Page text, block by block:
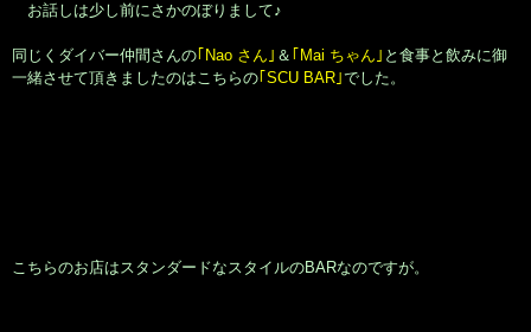
お話しは少し前にさかのぼりまして♪
同じくダイバー仲間さんの｢Nao さん｣ ＆ ｢Mai ちゃん｣ と食事と飲みに御
一緒させて頂きましたのはこちらの｢SCU BAR｣でした。
こちらのお店はスタンダードなスタイルのBARなのですが。